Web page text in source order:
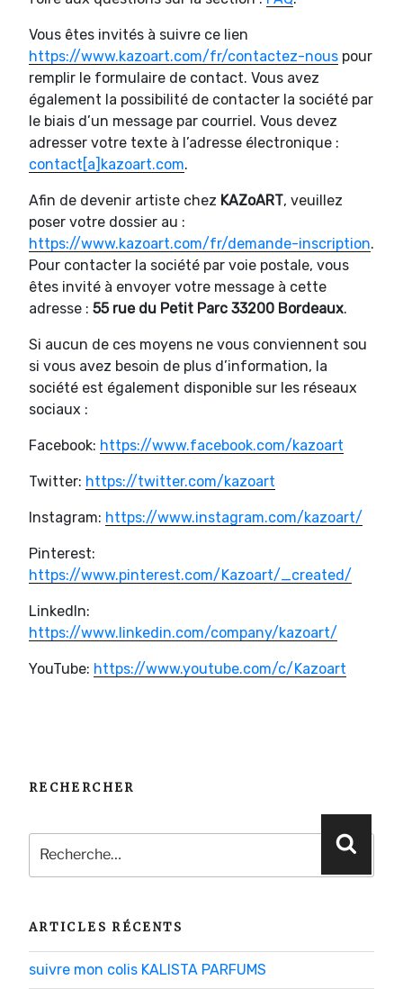
Vous êtes invités à suivre ce lien
https://www.kazoart.com/fr/contactez-nous pour
remplir le formulaire de contact. Vous avez
également la possibilité de contacter la société par
le biais d’un message par courriel. Vous devez
adresser votre texte à l’adresse électronique :
contact[a]kazoart.com.
Afin de devenir artiste chez KAZoART, veuillez
poser votre dossier au :
https://www.kazoart.com/fr/demande-inscription.
Pour contacter la société par voie postale, vous
êtes invité à envoyer votre message à cette
adresse : 55 rue du Petit Parc 33200 Bordeaux.
Si aucun de ces moyens ne vous conviennent sou
si vous avez besoin de plus d’information, la
société est également disponible sur les réseaux
sociaux :
Facebook: https://www.facebook.com/kazoart
Twitter: https://twitter.com/kazoart
Instagram: https://www.instagram.com/kazoart/
Pinterest:
https://www.pinterest.com/Kazoart/_created/
LinkedIn:
https://www.linkedin.com/company/kazoart/
YouTube: https://www.youtube.com/c/Kazoart
RECHERCHER
Recherche
pour
:
ARTICLES RÉCENTS
suivre mon colis KALISTA PARFUMS